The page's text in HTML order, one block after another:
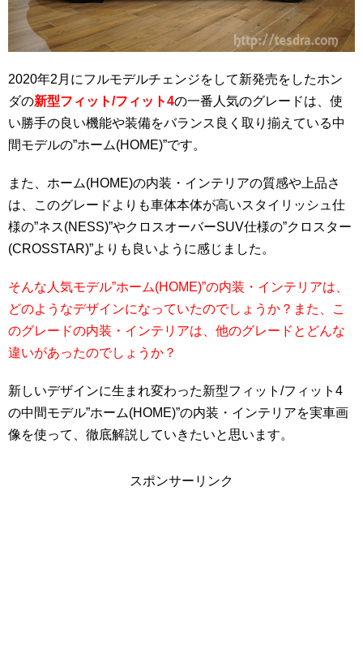
2020年2月にフルモデルチェンジをして新発売をしたホン
ダの新型フィット/フィット4の一番人気のグレードは、使
い勝手の良い機能や装備をバランス良く取り揃えている中
間モデルの”ホーム(HOME)”です。
また、ホーム(HOME)の内装・インテリアの質感や上品さ
は、このグレードよりも車体本体が高いスタイリッシュ仕
様の”ネス(NESS)”やクロスオーバーSUV仕様の”クロスター
(CROSSTAR)”よりも良いように感じました。
そんな人気モデル”ホーム(HOME)”の内装・インテリアは、
どのようなデザインになっていたのでしょうか？また、こ
のグレードの内装・インテリアは、他のグレードとどんな
違いがあったのでしょうか？
新しいデザインに生まれ変わった新型フィット/フィット4
の中間モデル”ホーム(HOME)”の内装・インテリアを実車画
像を使って、徹底解説していきたいと思います。
スポンサーリンク